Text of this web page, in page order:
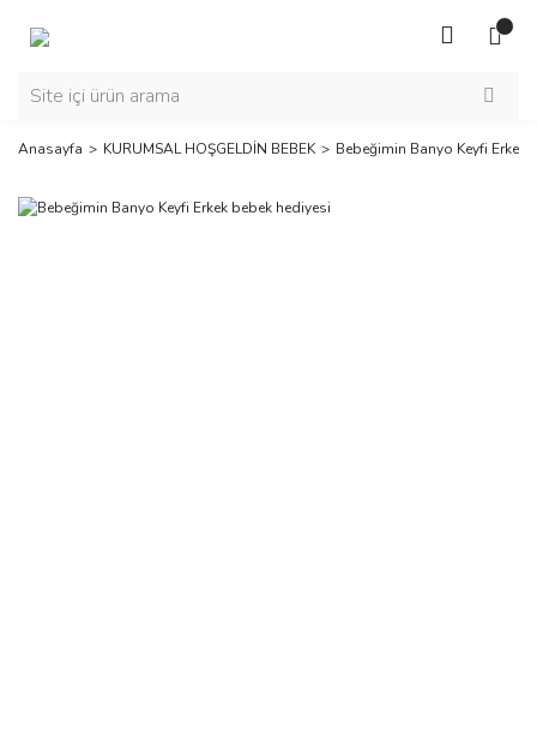
Anasayfa KURUMSAL HOŞGELDİN BEBEK Bebeğimin Banyo Keyfi Erkek